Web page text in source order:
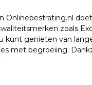
zoals
kunt genieten van
met begroeiing.